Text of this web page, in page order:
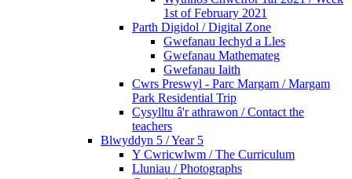
1st of February 2021
Parth Digidol / Digital Zone
Gwefanau Iechyd a Lles
Gwefanau Mathemateg
Gwefanau Iaith
Cwrs Preswyl - Parc Margam / Margam
Park Residential Trip
Cysylltu â'r athrawon / Contact the
teachers
Blwyddyn 5 / Year 5
Y Cwricwlwm / The Curriculum
Lluniau / Photographs